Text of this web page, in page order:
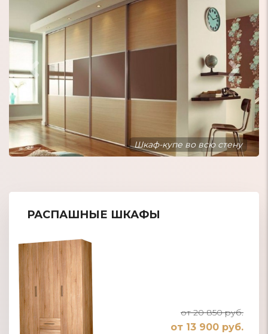
Шкаф-купе встроенный в нишу
РАСПАШНЫЕ ШКАФЫ
от 20 850 руб.
от 13 900 руб.